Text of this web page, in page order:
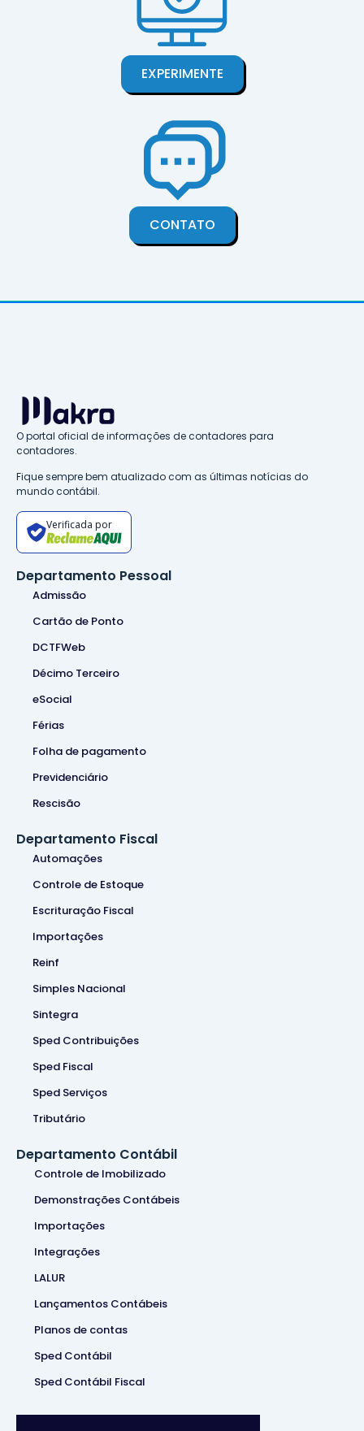
EXPERIMENTE
CONTATO
O portal oficial de informações de contadores para
contadores.
Fique sempre bem atualizado com as últimas notícias do
mundo contábil.
Verificada por
Departamento Pessoal
Admissão
Cartão de Ponto
DCTFWeb
Décimo Terceiro
eSocial
Férias
Folha de pagamento
Previdenciário
Rescisão
Departamento Fiscal
Automações
Controle de Estoque
Escrituração Fiscal
Importações
Reinf
Simples Nacional
Sintegra
Sped Contribuições
Sped Fiscal
Sped Serviços
Tributário
Departamento Contábil
Controle de Imobilizado
Demonstrações Contábeis
Importações
Integrações
LALUR
Lançamentos Contábeis
Planos de contas
Sped Contábil
Sped Contábil Fiscal